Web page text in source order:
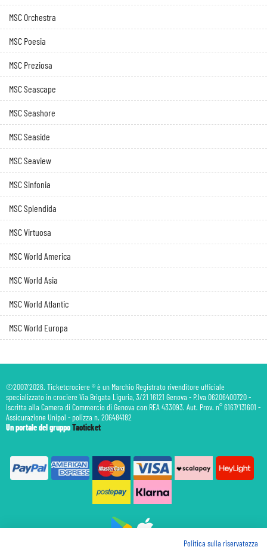
MSC Orchestra
MSC Poesia
MSC Preziosa
MSC Seascape
MSC Seashore
MSC Seaside
MSC Seaview
MSC Sinfonia
MSC Splendida
MSC Virtuosa
MSC World America
MSC World Asia
MSC World Atlantic
MSC World Europa
©2007/2026. Ticketcrociere ® è un Marchio Registrato rivenditore ufficiale
specializzato in crociere Via Brigata Liguria, 3/21 16121 Genova - P.Iva 06206400720 -
Iscritta alla Camera di Commercio di Genova con REA 433093. Aut. Prov. n° 6167/131601 -
Assicurazione Unipol - polizza n. 206484182
Un portale del gruppoTaoticket
Politica sulla riservatezza